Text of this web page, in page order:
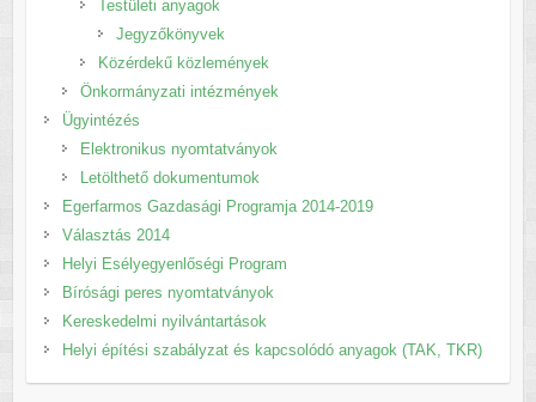
Testületi anyagok
Jegyzőkönyvek
Közérdekű közlemények
Önkormányzati intézmények
Ügyintézés
Elektronikus nyomtatványok
Letölthető dokumentumok
Egerfarmos Gazdasági Programja 2014-2019
Választás 2014
Helyi Esélyegyenlőségi Program
Bírósági peres nyomtatványok
Kereskedelmi nyilvántartások
Helyi építési szabályzat és kapcsolódó anyagok (TAK, TKR)